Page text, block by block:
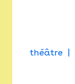
théâtre